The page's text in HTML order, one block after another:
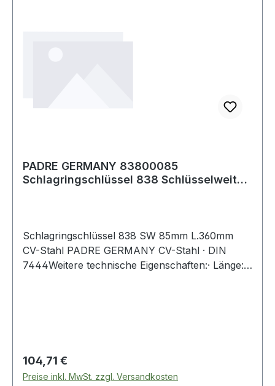
PADRE GERMANY 83800085
Schlagringschlüssel 838 Schlüsselweite
Schlagringschlüssel 838 SW 85mm L.360mm
CV-Stahl PADRE GERMANY CV-Stahl · DIN
7444Weitere technische Eigenschaften:· Länge:
Regulärer Preis:
104,71 €
Preise inkl. MwSt. zzgl. Versandkosten